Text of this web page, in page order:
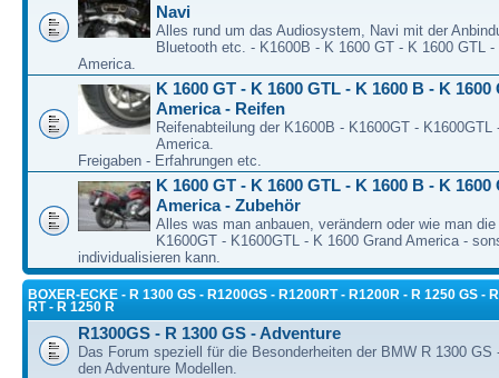
Navi
Alles rund um das Audiosystem, Navi mit der
Bluetooth etc. - K1600B - K 1600 GT - K 1600 GTL -
America.
K 1600 GT - K 1600 GTL - K 1600 B - K 1600
America - Reifen
Reifenabteilung der K1600B - K1600GT - K1600GTL
America.
Freigaben - Erfahrungen etc.
K 1600 GT - K 1600 GTL - K 1600 B - K 1600
America - Zubehör
Alles was man anbauen, verändern oder wie man
K1600GT - K1600GTL - K 1600 Grand America -
individualisieren kann.
BOXER-ECKE - R 1300 GS - R1200GS - R1200RT - R1200R - R 1250 GS -
RT - R 1250 R
R1300GS - R 1300 GS - Adventure
Das Forum speziell für die Besonderheiten der BMW R 1300 GS
den Adventure Modellen.